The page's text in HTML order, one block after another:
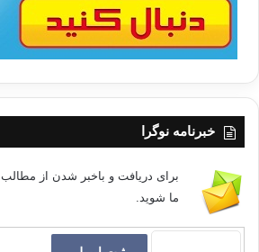
خبرنامه نوگرا
برای دریافت و باخبر شدن از
ما شوید.